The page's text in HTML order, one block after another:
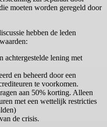
moeten worden geregeld door
hebben de leden
achtergestelde lening met
en beheerd door een
te voorkomen.
aan 50% korting. Alleen
met een wettelijk restricties
de crisis.